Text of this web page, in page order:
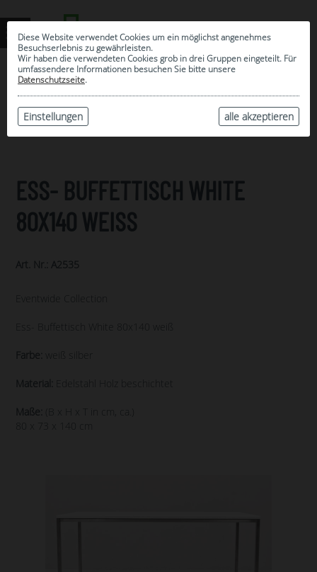
Diese Website verwendet Cookies um ein möglichst angenehmes
Besuchserlebnis zu gewährleisten.
Wir haben die verwendeten Cookies grob in drei Gruppen eingeteilt. Für
umfassendere Informationen besuchen Sie bitte unsere
Datenschutzseite.
alle akzeptieren
Einstellungen
ARCHIV
ESS- BUFFETTISCH WHITE
80X140 WEISS
Art. Nr.: A2535
Eventwide Collection
Ess- Buffettisch White 80x140 weiß
Farbe: weiß silber
Material: Edelstahl Holz beschichtet
Maße:
(B x H x T in cm, ca.)